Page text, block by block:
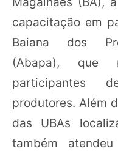
capacitação em
Baiana dos
(Abapa),
participantes
produtores. Além
das UBAs
também